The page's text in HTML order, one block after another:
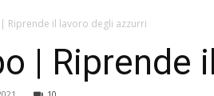
Riprende il lavoro degli azzurri
| Riprende